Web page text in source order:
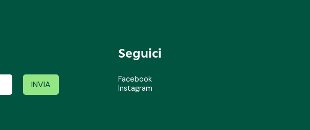
Seguici
Facebook
Instagram